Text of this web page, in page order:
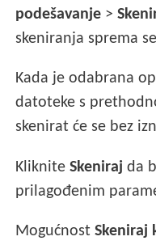
podešavanje >
skeniranja sprema
Kada je odabrana
datoteke s
skenirat će se bez
KlikniteSkeniraj da
prilagođenim
MogućnostSkeniraj